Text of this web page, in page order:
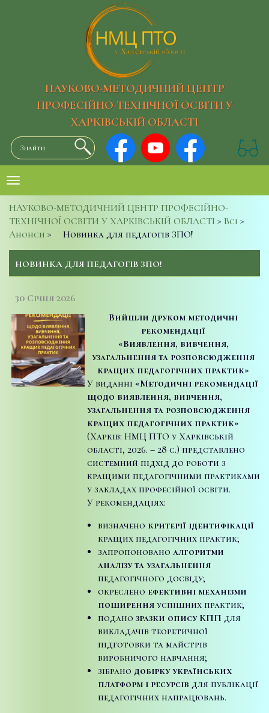
НАУКОВО-МЕТОДИЧНИЙ ЦЕНТР
ПРОФЕСІЙНО-ТЕХНІЧНОЇ ОСВІТИ У
ХАРКІВСЬКІЙ ОБЛАСТІ
НАУКОВО-МЕТОДИЧНИЙ ЦЕНТР ПРОФЕСІЙНО-
ТЕХНІЧНОЇ ОСВІТИ У ХАРКІВСЬКІЙ ОБЛАСТІ > Всі >
Анонси > Новинка для педагогів ЗПО!
НОВИНКА ДЛЯ ПЕДАГОГІВ ЗПО!
30 Січня 2026
Вийшли друком методичні
рекомендації
«Виявлення, вивчення,
узагальнення та розповсюдження
кращих педагогічних практик»
У виданні «Методичні рекомендації
щодо виявлення, вивчення,
узагальнення та розповсюдження
кращих педагогічних практик»
(Харків: НМЦ ПТО у Харківській
області, 2026. – 28 с.) представлено
системний підхід до роботи з
кращими педагогічними практиками
у закладах професійної освіти.
У рекомендаціях:
визначено критерії ідентифікації
кращих педагогічних практик;
запропоновано алгоритми
аналізу та узагальнення
педагогічного досвіду;
окреслено ефективні механізми
поширенняуспішних практик;
подано зразки опису КПП для
викладачів теоретичної
підготовки та майстрів
виробничого навчання;
зібрано добірку українських
платформ і ресурсів для публікації
педагогічних напрацювань.